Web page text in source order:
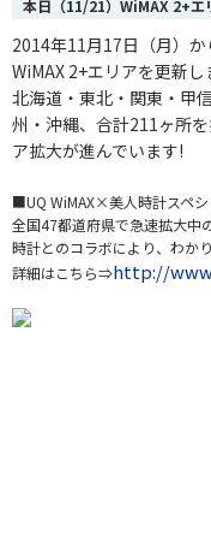
本日（11/21）WiMAX 2+エ
2014年11月17日（月）
WiMAX 2+エリアを更新し
北海道・東北・関東・甲
州・沖縄、合計211ヶ所を
ア拡大が進んでいます!
■UQ WiMAX×美人時計スペシ
全国47都道府県で急速拡大中
時計とのコラボにより、わか
詳細はこちら⇒http://